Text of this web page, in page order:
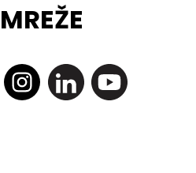
MREŽE